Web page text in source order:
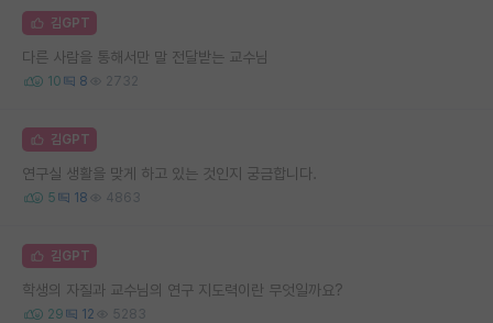
김GPT
다른 사람을 통해서만 말 전달받는 교수님
10 8 2732
김GPT
연구실 생활을 맞게 하고 있는 것인지 궁금합니다.
5 18 4863
김GPT
학생의 자질과 교수님의 연구 지도력이란 무엇일까요?
29 12 5283